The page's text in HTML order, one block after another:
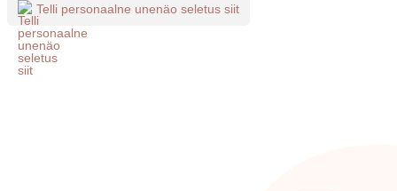
Telli personaalne unenäo seletus siit